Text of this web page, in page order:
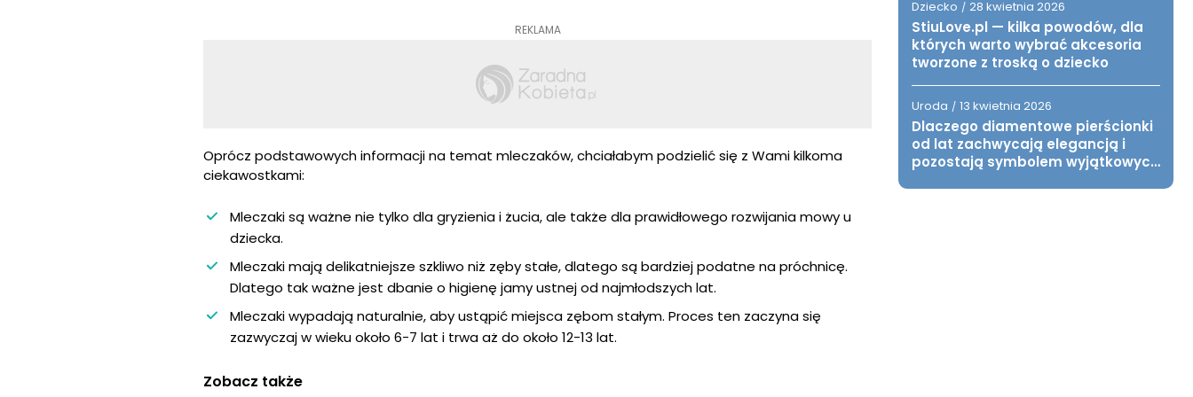
REKLAMA
Oprócz podstawowych informacji na temat mleczaków, chciałabym podzielić się z Wami kilkoma
ciekawostkami:
Mleczaki są ważne nie tylko dla gryzienia i żucia, ale także dla prawidłowego rozwijania mowy u
dziecka.
Mleczaki mają delikatniejsze szkliwo niż zęby stałe, dlatego są bardziej podatne na próchnicę.
Dlatego tak ważne jest dbanie o higienę jamy ustnej od najmłodszych lat.
Mleczaki wypadają naturalnie, aby ustąpić miejsca zębom stałym. Proces ten zaczyna się
zazwyczaj w wieku około 6-7 lat i trwa aż do około 12-13 lat.
Zobacz także
Dziecko / 28 kwietnia 2026
StiuLove.pl — kilka powodów, dla
których warto wybrać akcesoria
tworzone z troską o dziecko
Uroda / 13 kwietnia 2026
Dlaczego diamentowe pierścionki
od lat zachwycają elegancją i
pozostają symbolem wyjątkowych